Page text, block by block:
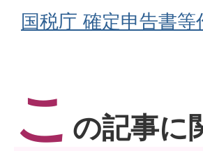
国税庁 確定申告書
こ の記事に